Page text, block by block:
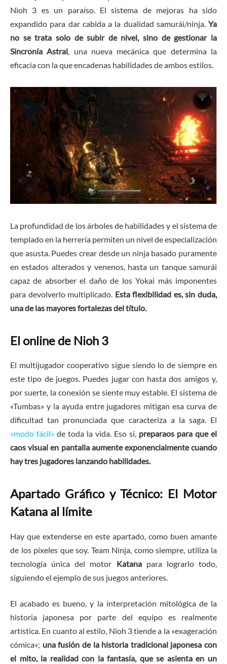
Nioh 3 es un paraíso. El sistema de mejoras ha sido
expandido para dar cabida a la dualidad samurái/ninja. Ya
no se trata solo de subir de nivel, sino de gestionar la
Sincronía Astral, una nueva mecánica que determina la
eficacia con la que encadenas habilidades de ambos estilos.
La profundidad de los árboles de habilidades y el sistema de
templado en la herrería permiten un nivel de especialización
que asusta. Puedes crear desde un ninja basado puramente
en estados alterados y venenos, hasta un tanque samurái
capaz de absorber el daño de los Yokai más imponentes
para devolverlo multiplicado. Esta flexibilidad es, sin duda,
una de las mayores fortalezas del título.
El online de Nioh 3
El multijugador cooperativo sigue siendo lo de siempre en
este tipo de juegos. Puedes jugar con hasta dos amigos y,
por suerte, la conexión se siente muy estable. El sistema de
«Tumbas» y la ayuda entre jugadores mitigan esa curva de
dificultad tan pronunciada que caracteriza a la saga. El
«modo fácil» de toda la vida. Eso sí, preparaos para que el
caos visual en pantalla aumente exponencialmente cuando
hay tres jugadores lanzando habilidades.
Apartado Gráfico y Técnico: El Motor
Katana al límite
Hay que extenderse en este apartado, como buen amante
de los píxeles que soy. Team Ninja, como siempre, utiliza la
tecnología única del motor Katanapara lograrlo todo,
siguiendo el ejemplo de sus juegos anteriores.
El acabado es bueno, y la interpretación mitológica de la
historia japonesa por parte del equipo es realmente
artística. En cuanto al estilo, Nioh 3 tiende a la «exageración
cómica»; una fusión de la historia tradicional japonesa con
el mito, la realidad con la fantasía, que se asienta en un